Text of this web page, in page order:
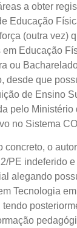
a obter
Educação
(outra vez)
em Educação
ou
desde que
de Ensino
pelo Ministério
no Sistema
concreto, o
PE indeferido
alegando
Tecnologia
tendo